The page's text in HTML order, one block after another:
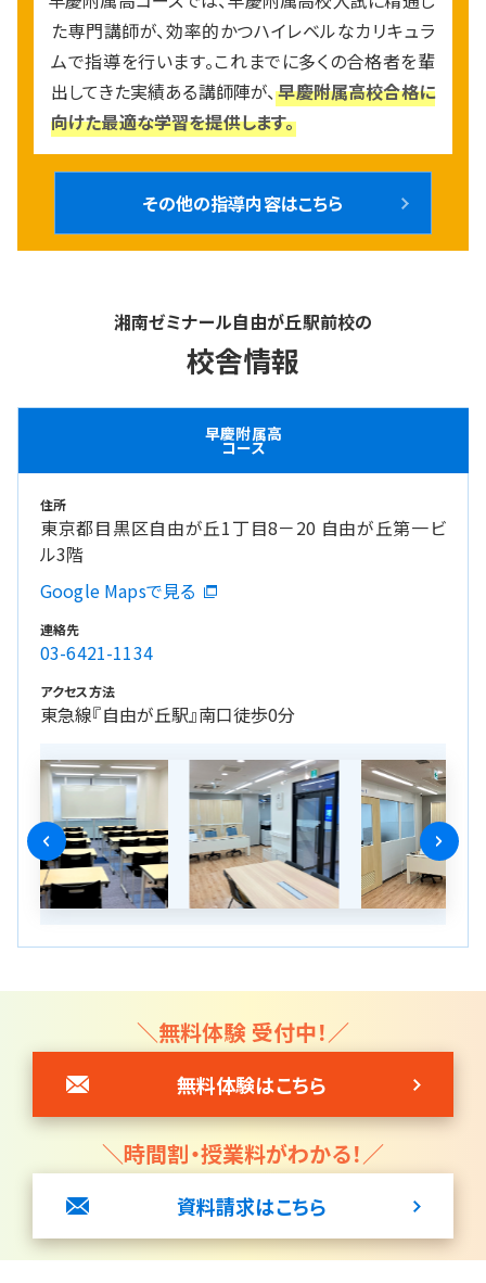
た専門講師が、効率的かつハイレベルなカリキュラ
ムで指導を行います。これまでに多くの合格者を輩
出してきた実績ある講師陣が、早慶附属高校合格に
向けた最適な学習を提供します。
その他の指導内容はこちら
湘南ゼミナール自由が丘駅前校の
校舎情報
早慶附属高
コース
住所
東京都目黒区自由が丘1丁目8－20 自由が丘第一ビ
ル3階
Google Mapsで見る
連絡先
03-6421-1134
アクセス方法
東急線『自由が丘駅』南口徒歩0分
＼無料体験 受付中！／
無料体験はこちら
＼時間割・授業料がわかる！／
資料請求はこちら